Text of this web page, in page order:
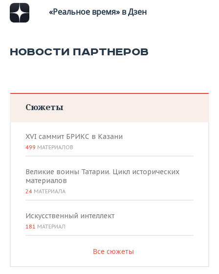
«Реальное время» в Дзен
НОВОСТИ ПАРТНЕРОВ
Сюжеты
XVI саммит БРИКС в Казани
499 МАТЕРИАЛОВ
Великие воины Татарии. Цикл исторических
материалов
24 МАТЕРИАЛА
Искусственный интеллект
181 МАТЕРИАЛ
Все сюжеты